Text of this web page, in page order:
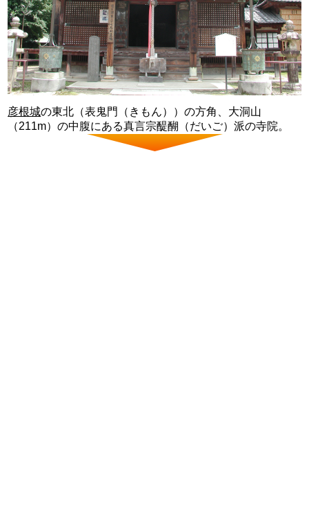
彦根城の東北（表鬼門（きもん））の方角、大洞山
（211m）の中腹にある真言宗醍醐（だいご）派の寺院。